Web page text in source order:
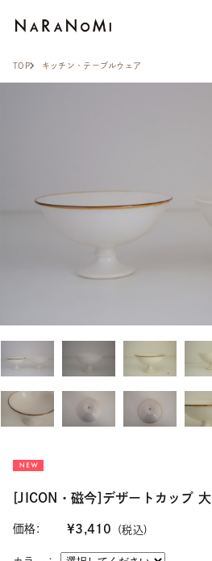
TOP キッチン・テーブルウェア
[JICON・磁今]デザートカップ 大
価格: ¥3,410 (税込)